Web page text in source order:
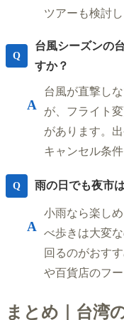
ツアーも検討し
Q
台風シーズンの
すか？
A
台風が直撃し
が、フライト
があります。
キャンセル条
Q 雨の日でも夜市
A
小雨なら楽し
べ歩きは大変
回るのがおす
や百貨店のフ
まとめ｜台湾